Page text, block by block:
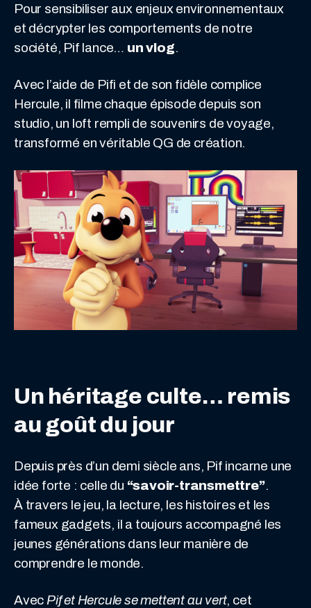
Pour sensibiliser aux enjeux environnementaux
et décrypter les comportements de notre
société, Pif lance… un vlog.
Avec l’aide de Pifi et de son fidèle complice
Hercule, il filme chaque épisode depuis son
studio, un loft rempli de souvenirs de voyage,
transformé en véritable QG de création.
Un héritage culte… remis
au goût du jour
Depuis près d’un demi siècle ans, Pif incarne une
idée forte : celle du “savoir-transmettre”.
À travers le jeu, la lecture, les histoires et les
fameux gadgets, il a toujours accompagné les
jeunes générations dans leur manière de
comprendre le monde.
Avec Pif et Hercule se mettent au vert, cet